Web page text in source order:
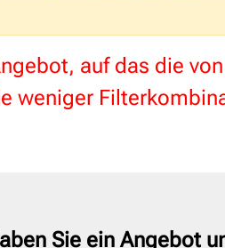
auf das die
weniger
Sie ein Angebot